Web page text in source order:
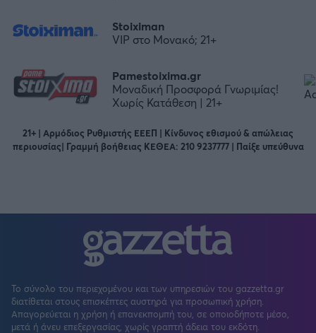
Stoiximan
VIP στο Μονακό; 21+
Pamestoixima.gr
Μοναδική Προσφορά Γνωριμίας!
Χωρίς Κατάθεση | 21+
21+ | Αρμόδιος Ρυθμιστής ΕΕΕΠ | Κίνδυνος εθισμού & απώλειας
περιουσίας| Γραμμή βοήθειας ΚΕΘΕΑ: 210 9237777 | Παίξε υπεύθυνα
Το σύνολο του περιεχομένου και των υπηρεσιών του gazzetta.gr
διατίθεται στους επισκέπτες αυστηρά για προσωπική χρήση.
Απαγορεύεται η χρήση ή επανεκπομπή του, σε οποιοδήποτε μέσο,
μετά ή άνευ επεξεργασίας, χωρίς γραπτή άδεια του εκδότη.